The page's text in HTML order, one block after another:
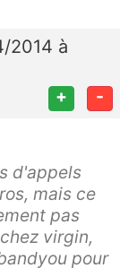
2014 à
+ -
d'appels
mais ce
pas
virgin,
pour